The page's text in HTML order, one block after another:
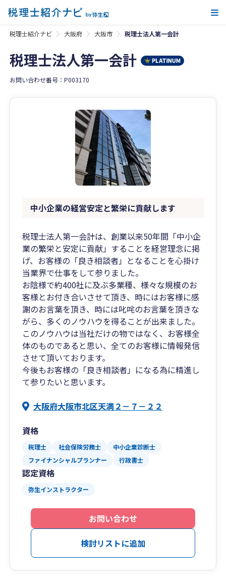
税理士紹介ナビ 大阪府 大阪市 税理士法人第一会計
税理士法人第一会計
お問い合わせ番号：P003170
中小企業の経営安定と繁栄に貢献します
税理士法人第一会計は、創業以来50年間「中小企
業の繁栄と安定に貢献」することを経営理念に掲
げ、お客様の「良き相談者」となることを心掛け
当業界で仕事をして参りました。
お陰様で約400社に及ぶ多業種、様々な規模のお
客様とお付き合いさせて頂き、時にはお客様に感
謝のお言葉を頂き、時には叱咤のお言葉を頂きな
がら、多くのノウハウを得ることが出来ました。
このノウハウは当社だけの物ではなく、お客様全
体のものであると思い、全てのお客様に情報発信
させて頂いております。
今後もお客様の「良き相談者」になる為に精進し
て参りたいと思います。
大阪府大阪市北区天満２－７－２２
資格
税理士 社会保険労務士
中小企業診断士
ファイナンシャルプランナー
行政書士
認定資格
弥生インストラクター
お問い合わせ
検討リストに追加